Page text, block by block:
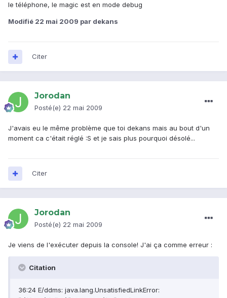
le téléphone, le magic est en mode debug
Modifié 22 mai 2009 par dekans
Citer
Jorodan
Posté(e) 22 mai 2009
J'avais eu le même problème que toi dekans mais au bout d'un
moment ca c'était réglé :S et je sais plus pourquoi désolé...
Citer
Jorodan
Posté(e) 22 mai 2009
Je viens de l'exécuter depuis la console! J'ai ça comme erreur :
Citation
36:24 E/ddms: java.lang.UnsatisfiedLinkError: